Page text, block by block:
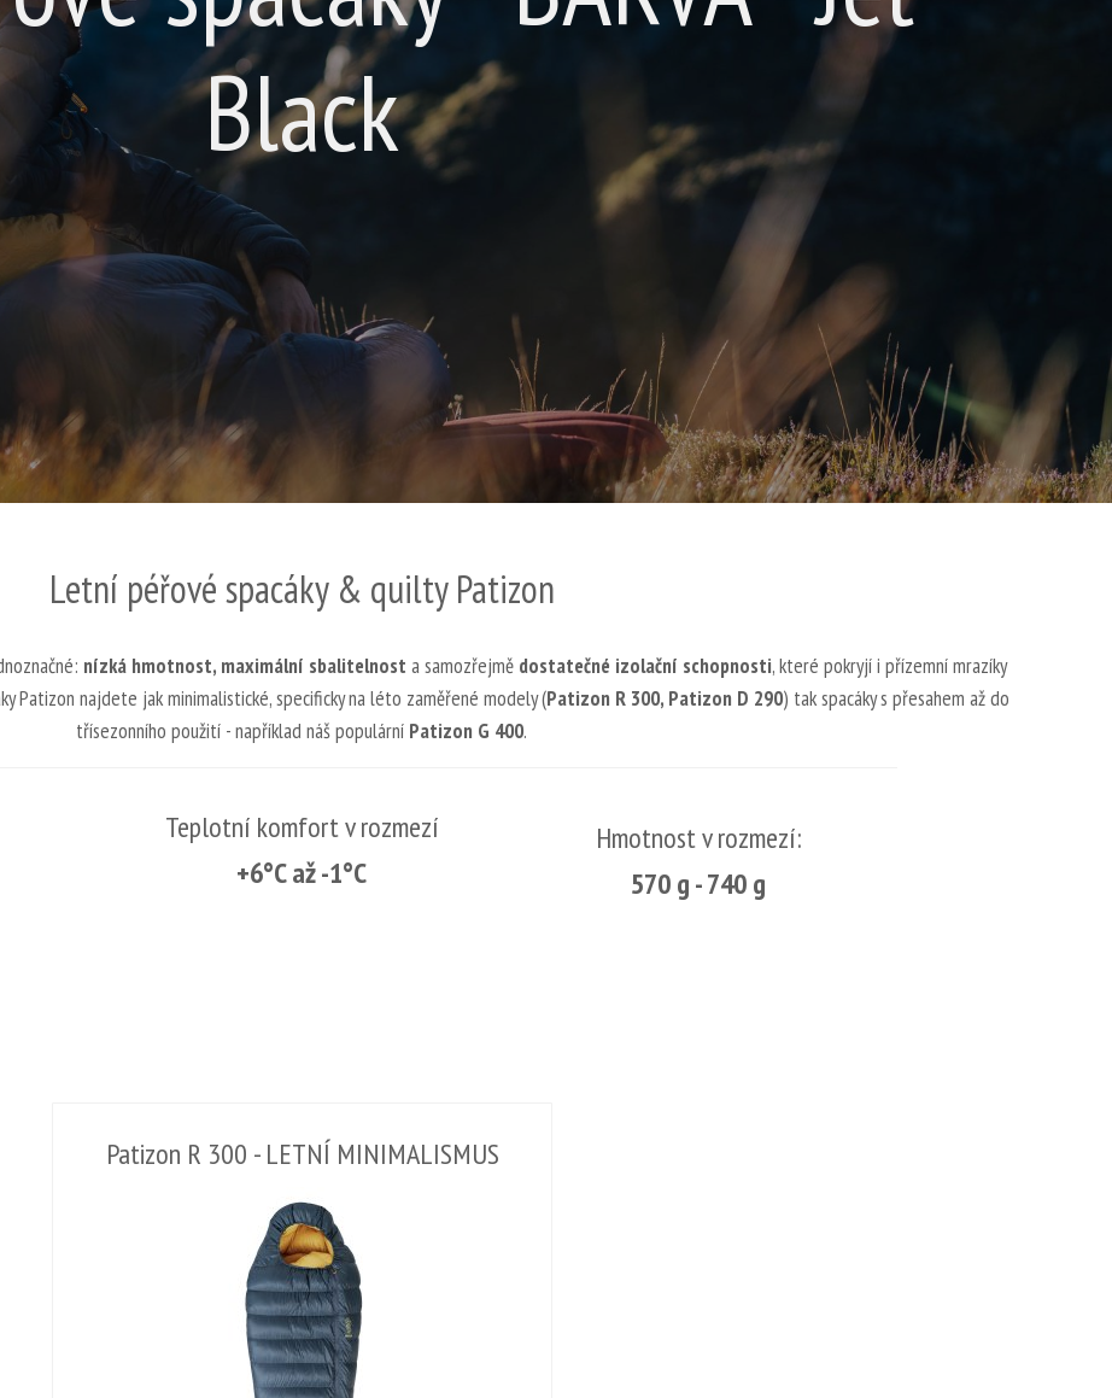
Black
Letní péřové spacáky & quilty Patizon
nízká hmotnost, maximální sbalitelnost a samozřejmě dostatečné izolační schopnosti, které pokryjí i přízemní mrazíky
Patizon najdete jak minimalistické, specificky na léto zaměřené modely (Patizon R 300, Patizon D 290) tak spacáky s přesahem až do
třísezonního použití - například náš populární Patizon G 400.
Teplotní komfort v rozmezí
+6°C až -1°C
Hmotnost v rozmezí:
570 g - 740 g
Patizon R 300 - LETNÍ MINIMALISMUS